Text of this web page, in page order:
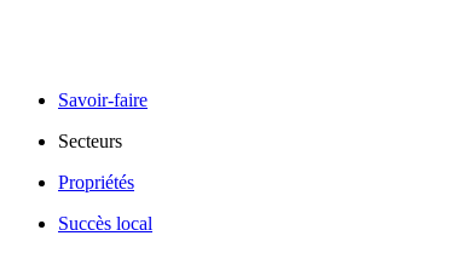
Savoir-faire
Secteurs
Propriétés
Succès local